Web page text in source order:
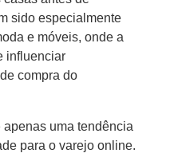
sido especialmente
e móveis, onde a
influenciar
compra do
uma tendência
para o varejo online.